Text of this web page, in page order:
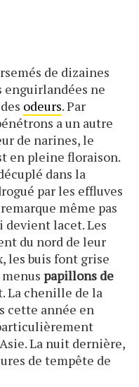
de dizaines
enguirlandées ne
odeurs. Par
a un autre
de narines, le
en pleine floraison.
dans la
par les effluves
même pas
lacet. Les
du nord de leur
les buis font grise
papillons de
La chenille de la
cette année en
La nuit dernière,
de tempête de